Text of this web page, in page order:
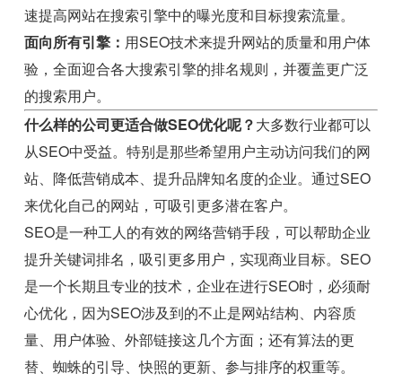
速提高网站在搜索引擎中的曝光度和目标搜索流量。
面向所有引擎： 用SEO技术来提升网站的质量和用户体
验，全面迎合各大搜索引擎的排名规则，并覆盖更广泛
的搜索用户。
什么样的公司更适合做SEO优化呢？大多数行业都可以
从SEO中受益。特别是那些希望用户主动访问我们的网
站、降低营销成本、提升品牌知名度的企业。通过SEO
来优化自己的网站，可吸引更多潜在客户。
SEO是一种工人的有效的网络营销手段，可以帮助企业
提升关键词排名，吸引更多用户，实现商业目标。SEO
是一个长期且专业的技术，企业在进行SEO时，必须耐
心优化，因为SEO涉及到的不止是网站结构、内容质
量、用户体验、外部链接这几个方面；还有算法的更
替、蜘蛛的引导、快照的更新、参与排序的权重等。